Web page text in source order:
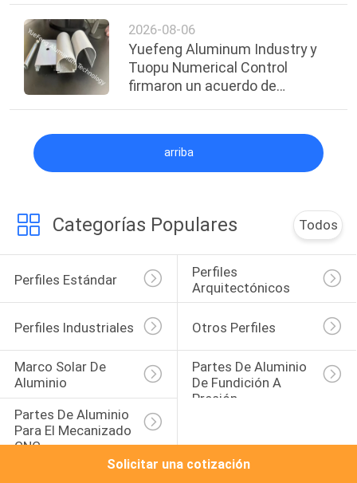
complete para 2030.
2026-08-06
Yuefeng Aluminum Industry y
Tuopu Numerical Control
firmaron un acuerdo de
arriba
Categorías Populares Todos
Perfiles Estándar
Perfiles
Arquitectónicos
Perfiles Industriales Otros Perfiles
Marco Solar De
Aluminio
Partes De Aluminio
De Fundición A
Presión
Partes De Aluminio
Para El Mecanizado
CNC
Solicitar una cotización